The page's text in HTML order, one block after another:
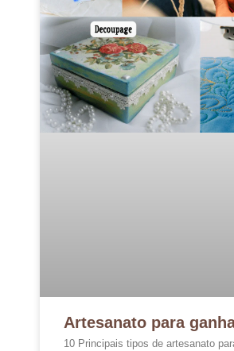
Artesanato para
10 Principais tipos de artesanato